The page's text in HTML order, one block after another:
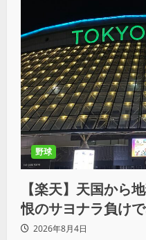
野球
【楽天】天国から
恨のサヨナラ負け
2026年8月4日